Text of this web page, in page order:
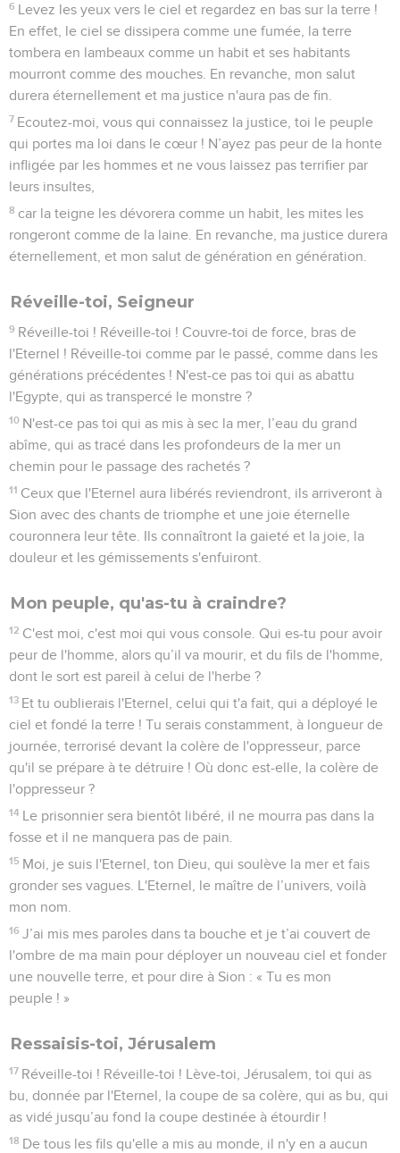
6 Levez les yeux vers le ciel et regardez en bas sur la terre !
En effet, le ciel se dissipera comme une fumée, la terre
tombera en lambeaux comme un habit et ses habitants
mourront comme des mouches. En revanche, mon salut
durera éternellement et ma justice n'aura pas de fin.
7 Ecoutez-moi, vous qui connaissez la justice, toi le peuple
qui portes ma loi dans le cœur ! N’ayez pas peur de la honte
infligée par les hommes et ne vous laissez pas terrifier par
leurs insultes,
8 car la teigne les dévorera comme un habit, les mites les
rongeront comme de la laine. En revanche, ma justice durera
éternellement, et mon salut de génération en génération.
Réveille-toi, Seigneur
9 Réveille-toi ! Réveille-toi ! Couvre-toi de force, bras de
l'Eternel ! Réveille-toi comme par le passé, comme dans les
générations précédentes ! N'est-ce pas toi qui as abattu
l'Egypte, qui as transpercé le monstre ?
10 N'est-ce pas toi qui as mis à sec la mer, l’eau du grand
abîme, qui as tracé dans les profondeurs de la mer un
chemin pour le passage des rachetés ?
11 Ceux que l'Eternel aura libérés reviendront, ils arriveront à
Sion avec des chants de triomphe et une joie éternelle
couronnera leur tête. Ils connaîtront la gaieté et la joie, la
douleur et les gémissements s'enfuiront.
Mon peuple, qu'as-tu à craindre?
12 C'est moi, c'est moi qui vous console. Qui es-tu pour avoir
peur de l'homme, alors qu’il va mourir, et du fils de l'homme,
dont le sort est pareil à celui de l'herbe ?
13 Et tu oublierais l'Eternel, celui qui t'a fait, qui a déployé le
ciel et fondé la terre ! Tu serais constamment, à longueur de
journée, terrorisé devant la colère de l'oppresseur, parce
qu'il se prépare à te détruire ! Où donc est-elle, la colère de
l'oppresseur ?
14 Le prisonnier sera bientôt libéré, il ne mourra pas dans la
fosse et il ne manquera pas de pain.
15 Moi, je suis l'Eternel, ton Dieu, qui soulève la mer et fais
gronder ses vagues. L'Eternel, le maître de l’univers, voilà
mon nom.
16 J’ai mis mes paroles dans ta bouche et je t’ai couvert de
l'ombre de ma main pour déployer un nouveau ciel et fonder
une nouvelle terre, et pour dire à Sion : « Tu es mon
peuple ! »
Ressaisis-toi, Jérusalem
17 Réveille-toi ! Réveille-toi ! Lève-toi, Jérusalem, toi qui as
bu, donnée par l'Eternel, la coupe de sa colère, qui as bu, qui
as vidé jusqu’au fond la coupe destinée à étourdir !
18 De tous les fils qu'elle a mis au monde, il n'y en a aucun